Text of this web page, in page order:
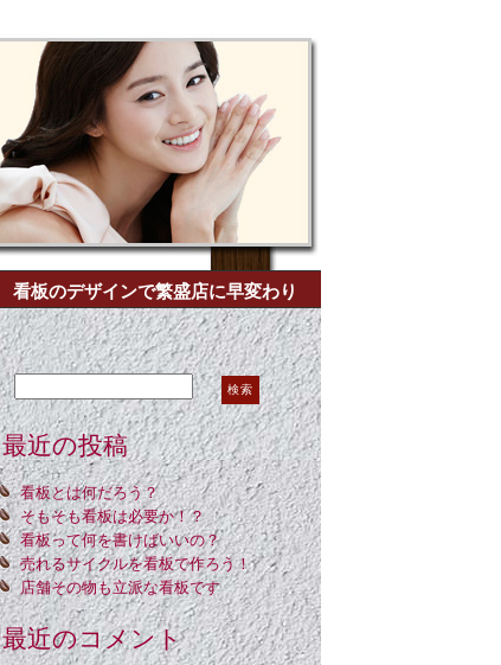
看板のデザインで繁盛店に早変わり
Search for:
最近の投稿
看板とは何だろう？
そもそも看板は必要か！？
看板って何を書けばいいの？
売れるサイクルを看板で作ろう！
店舗その物も立派な看板です
最近のコメント